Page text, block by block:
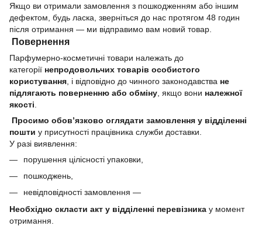
Якщо ви отримали замовлення з пошкодженням або іншим
дефектом, будь ласка, зверніться до нас протягом 48 годин
після отримання — ми відправимо вам новий товар.
Повернення
Парфумерно-косметичні товари належать до
категорії непродовольчих товарів особистого
користування , і відповідно до чинного законодавства не
підлягають поверненню або обміну , якщо вони належної
якості
Просимо обов’язково оглядати замовлення у відділенні
пошти у присутності працівника служби доставки.
У разі виявлення:
порушення цілісності упаковки,
пошкоджень,
невідповідності замовлення —
Необхідно скласти акт у відділенні перевізника у момент
отримання.